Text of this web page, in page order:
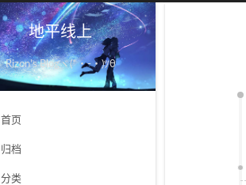
地平线上
Rizon's Blogヾ(*・-・)ﾂθ
首页
归档
分类